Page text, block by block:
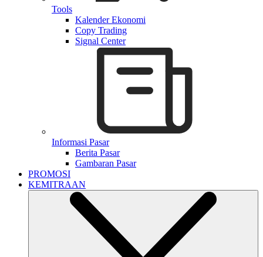
Tools
Kalender Ekonomi
Copy Trading
Signal Center
Informasi Pasar
Berita Pasar
Gambaran Pasar
PROMOSI
KEMITRAAN